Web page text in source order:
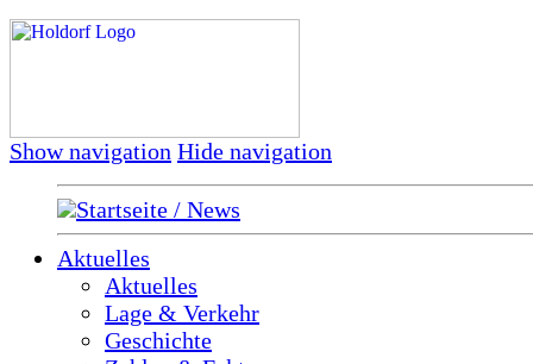
Show navigation Hide navigation
Startseite / News
Aktuelles
Aktuelles
Lage & Verkehr
Geschichte